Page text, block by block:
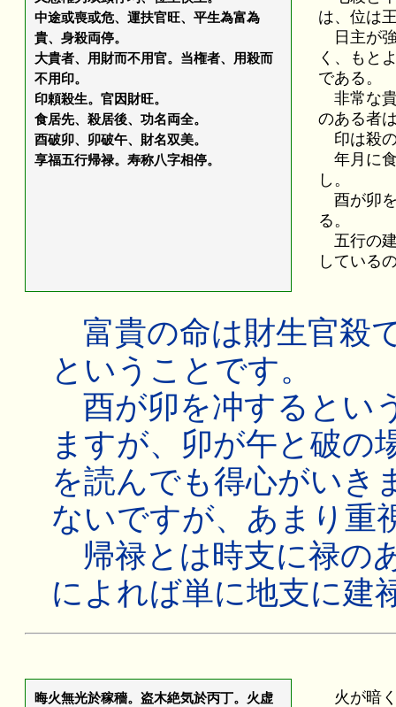
中途或喪或危、運扶官旺、平生為富為
貴、身殺両停。
大貴者、用財而不用官。当権者、用殺而
不用印。
印頼殺生。官因財旺。
食居先、殺居後、功名両全。
酉破卯、卯破午、財名双美。
享福五行帰禄。寿称八字相停。
は、位は
日主が
く、もと
である。
非常な
のある者
印は殺
年月に
し。
酉が卯
る。
五行の
している
富貴の命は財生官殺
ということです。
酉が卯を冲するとい
ますが、卯が午と破の
を読んでも得心がいき
ないですが、あまり重
帰禄とは時支に禄の
によれば単に地支に建
晦火無光於稼穡。盗木絶気於丙丁。火虚
火が暗